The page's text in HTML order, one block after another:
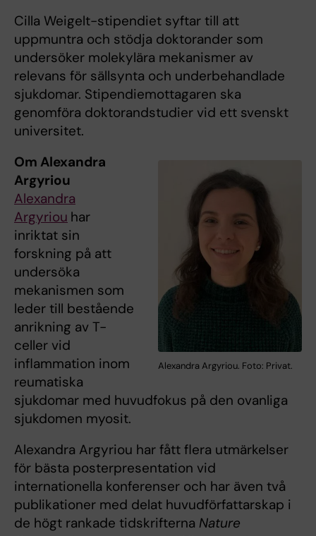
Cilla Weigelt-stipendiet syftar till att
uppmuntra och stödja doktorander som
undersöker molekylära mekanismer av
relevans för sällsynta och underbehandlade
sjukdomar. Stipendiemottagaren ska
genomföra doktorandstudier vid ett svenskt
universitet.
Alexandra Argyriou. Foto: Privat.
Om Alexandra
Argyriou
Alexandra
Argyriou har
inriktat sin
forskning på att
undersöka
mekanismen som
leder till bestående
anrikning av T-
celler vid
inflammation inom
reumatiska
sjukdomar med huvudfokus på den ovanliga
sjukdomen myosit.
Alexandra Argyriou har fått flera utmärkelser
för bästa posterpresentation vid
internationella konferenser och har även två
publikationer med delat huvudförfattarskap i
de högt rankade tidskrifterna Nature